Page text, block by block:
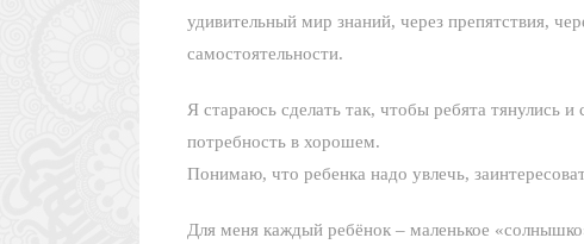
удивительный мир знаний, через препятствия,
самостоятельности.
Я стараюсь сделать так, чтобы ребята тянулись
потребность в хорошем.
Понимаю, что ребенка надо увлечь,
Для меня каждый ребёнок – маленькое